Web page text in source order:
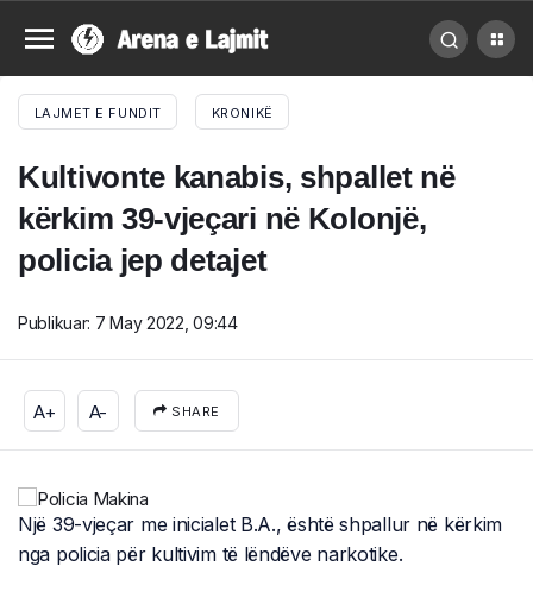
LAJMET E FUNDIT KRONIKË
Kultivonte kanabis, shpallet në
kërkim 39-vjeçari në Kolonjë,
policia jep detajet
Publikuar: 7 May 2022, 09:44
A+ A- SHARE
Një 39-vjeçar me inicialet B.A., është shpallur në kërkim
nga policia për kultivim të lëndëve narkotike.